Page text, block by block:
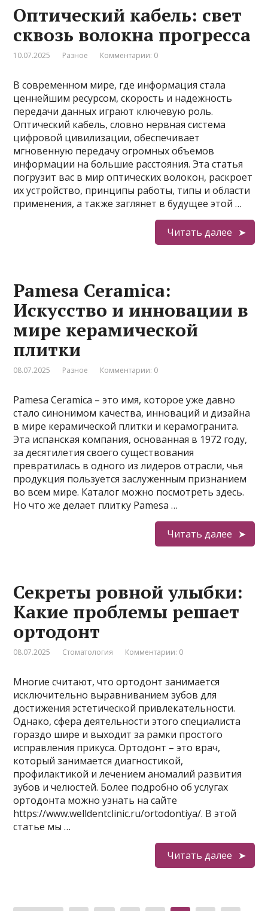
Оптический кабель: свет
сквозь волокна прогресса
10.07.2025 Разное Комментарии: 0
В современном мире, где информация стала
ценнейшим ресурсом, скорость и надежность
передачи данных играют ключевую роль.
Оптический кабель, словно нервная система
цифровой цивилизации, обеспечивает
мгновенную передачу огромных объемов
информации на большие расстояния. Эта статья
погрузит вас в мир оптических волокон, раскроет
их устройство, принципы работы, типы и области
применения, а также заглянет в будущее этой …
Читать далее
Pamesa Ceramica:
Искусство и инновации в
мире керамической
плитки
08.07.2025 Разное Комментарии: 0
Pamesa Ceramica – это имя, которое уже давно
стало синонимом качества, инноваций и дизайна
в мире керамической плитки и керамогранита.
Эта испанская компания, основанная в 1972 году,
за десятилетия своего существования
превратилась в одного из лидеров отрасли, чья
продукция пользуется заслуженным признанием
во всем мире. Каталог можно посмотреть здесь.
Но что же делает плитку Pamesa …
Читать далее
Секреты ровной улыбки:
Какие проблемы решает
ортодонт
08.07.2025 Стоматология Комментарии: 0
Многие считают, что ортодонт занимается
исключительно выравниванием зубов для
достижения эстетической привлекательности.
Однако, сфера деятельности этого специалиста
гораздо шире и выходит за рамки простого
исправления прикуса. Ортодонт – это врач,
который занимается диагностикой,
профилактикой и лечением аномалий развития
зубов и челюстей. Более подробно об услугах
ортодонта можно узнать на сайте
https://www.welldentclinic.ru/ortodontiya/. В этой
статье мы …
Читать далее